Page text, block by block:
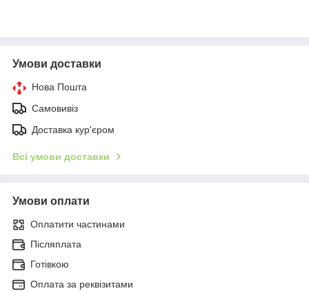
Умови доставки
Нова Пошта
Самовивіз
Доставка кур'єром
Всі умови доставки
Умови оплати
Оплатити частинами
Післяплата
Готівкою
Оплата за реквізитами